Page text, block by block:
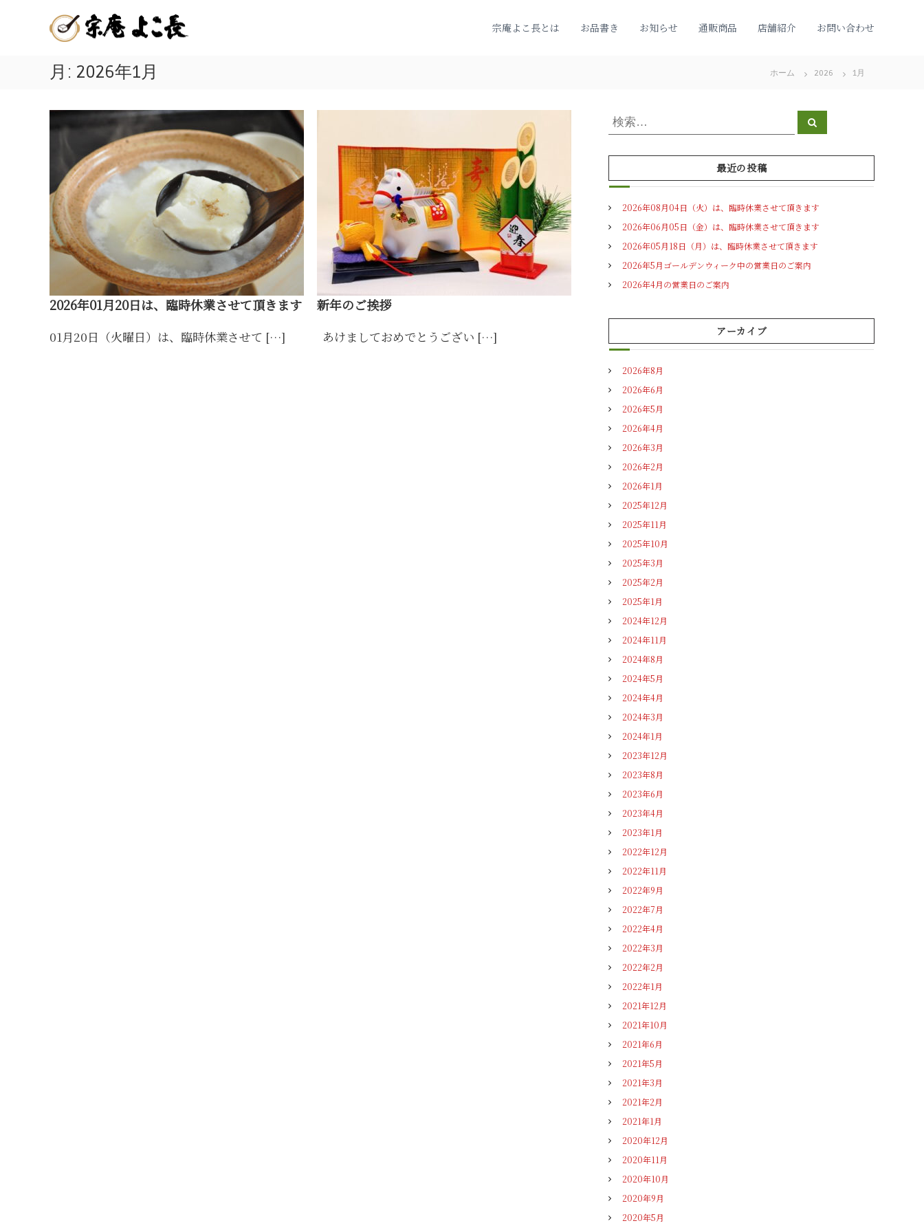
う
発
祥
の
店
|
宗
庵
よ
こ
長
温
泉
物
の
美
味
し
温
泉
宗庵よこ長とは お品書き お知らせ 通販商品 店舗紹介 お問い合わせ
月: 2026年1月 ホーム 2026 1月
2026年01月20日は、臨時休業させて頂きます
01月20日（火曜日）は、臨時休業させて […]
新年のご挨拶
あけましておめでとうござい […]
検
索
対
:
検
索
最近の投稿
2026年08月04日（火）は、臨時休業させて頂きます
2026年06月05日（金）は、臨時休業させて頂きます
2026年05月18日（月）は、臨時休業させて頂きます
2026年5月ゴールデンウィーク中の営業日のご案内
2026年4月の営業日のご案内
アーカイブ
2026年8月
2026年6月
2026年5月
2026年4月
2026年3月
2026年2月
2026年1月
2025年12月
2025年11月
2025年10月
2025年3月
2025年2月
2025年1月
2024年12月
2024年11月
2024年8月
2024年5月
2024年4月
2024年3月
2024年1月
2023年12月
2023年8月
2023年6月
2023年4月
2023年1月
2022年12月
2022年11月
2022年9月
2022年7月
2022年4月
2022年3月
2022年2月
2022年1月
2021年12月
2021年10月
2021年6月
2021年5月
2021年3月
2021年2月
2021年1月
2020年12月
2020年11月
2020年10月
2020年9月
2020年5月